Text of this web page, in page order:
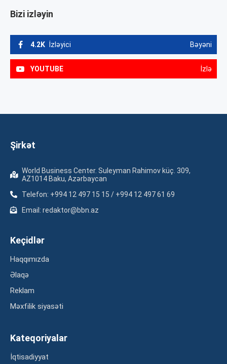
Bizi izləyin
4.2K İzləyici Bəyəni
YOUTUBE İzlə
Şirkət
World Business Center. Suleyman Rahimov küç. 309,
AZ1014 Baku, Azərbaycan
Telefon: +994 12 497 15 15 / +994 12 497 61 69
Email: redaktor@bbn.az
Keçidlər
Haqqımızda
Əlaqə
Reklam
Məxfilik siyasəti
Kateqoriyalar
İqtisadiyyat